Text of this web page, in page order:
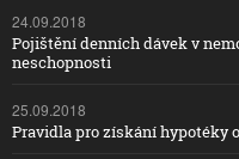
24.09.2018
Pojištění denních dávek v
neschopnosti
25.09.2018
Pravidla pro získání hypotéky